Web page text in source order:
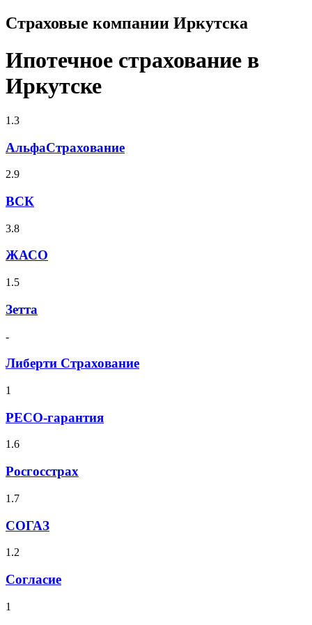
Страховые компании Иркутска
Ипотечное страхование в
Иркутске
1.3
АльфаСтрахование
2.9
ВСК
3.8
ЖАСО
1.5
Зетта
-
Либерти Страхование
1
РЕСО-гарантия
1.6
Росгосстрах
1.7
СОГАЗ
1.2
Согласие
1